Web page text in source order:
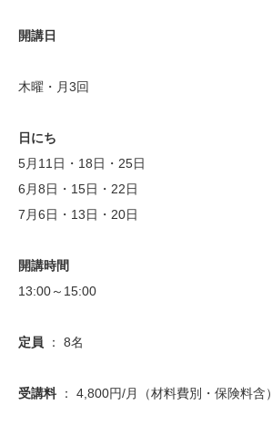
開講日
木曜・月3回
日にち
5月11日・18日・25日
6月8日・15日・22日
7月6日・13日・20日
開講時間
13:00～15:00
定員 ： 8名
受講料 ： 4,800円/月（材料費別・保険料含）